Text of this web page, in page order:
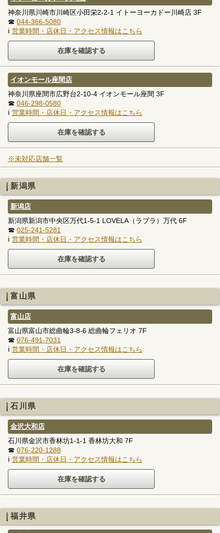
神奈川県川崎市川崎区小田栄2-2-1 イトーヨーカドー川崎店 3F
☎ 044-366-5080
ℹ 営業時間・店休日・アクセス情報はこちら
イオンモール座間店
神奈川県座間市広野台2-10-4 イオンモール座間 3F
☎ 046-298-0580
ℹ 営業時間・店休日・アクセス情報はこちら
※未対応店舗一覧
新潟県
新潟店
新潟県新潟市中央区万代1-5-1 LOVELA（ラブラ）万代 6F
☎ 025-241-5281
ℹ 営業時間・店休日・アクセス情報はこちら
富山県
富山店
富山県富山市総曲輪3-8-6 総曲輪フェリオ 7F
☎ 076-491-7031
ℹ 営業時間・店休日・アクセス情報はこちら
石川県
金沢大和店
石川県金沢市香林坊1-1-1 香林坊大和 7F
☎ 076-220-1288
ℹ 営業時間・店休日・アクセス情報はこちら
福井県